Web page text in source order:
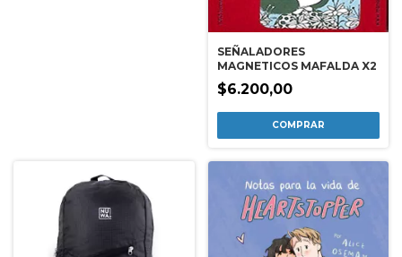
SEÑALADORES
MAGNETICOS MAFALDA X2
$6.200,00